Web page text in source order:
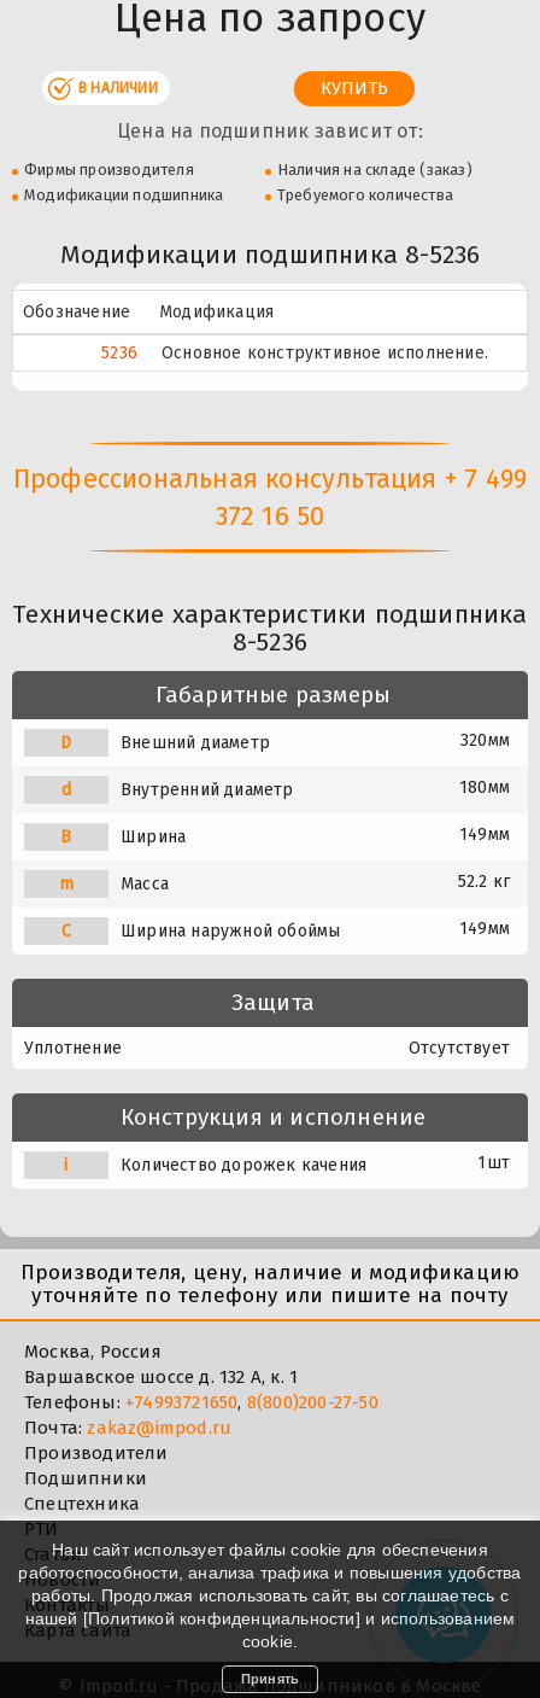
Цена по запросу
В НАЛИЧИИ
Цена на подшипник зависит от:
Фирмы производителя
Наличия на складе (заказ)
Модификации подшипника
Требуемого количества
Модификации подшипника 8-5236
Обозначение
Модификация
5236
Основное конструктивное исполнение.
Профессиональная консультация + 7 499
372 16 50
Технические характеристики подшипника
8-5236
Габаритные размеры
D Внешний диаметр 320мм
d Внутренний диаметр 180мм
B Ширина 149мм
m Масса 52.2 кг
C Ширина наружной обоймы 149мм
Защита
Уплотнение Отсутствует
Конструкция и исполнение
i Количество дорожек качения 1шт
Производителя, цену, наличие и модификацию
уточняйте по телефону или пишите на почту
Москва, Россия
Варшавское шоссе д. 132 А, к. 1
Телефоны: +74993721650, 8(800)200-27-50
Почта:zakaz@impod.ru
Производители
Подшипники
Спецтехника
РТИ
Статьи
Новости
Контакты
Карта сайта
© Impod.ru - Продажа подшипников в Москве
Наш сайт использует файлы cookie для обеспечения
работоспособности, анализа трафика и повышения удобства
работы. Продолжая использовать сайт, вы соглашаетесь с
нашей [Политикой конфиденциальности] и использованием
cookie.
Принять